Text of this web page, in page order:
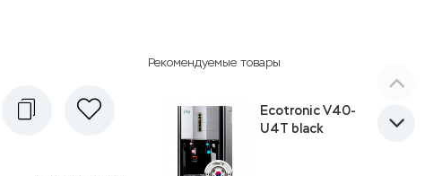
Рекомендуемые товары
Ecotronic V40-
U4T black